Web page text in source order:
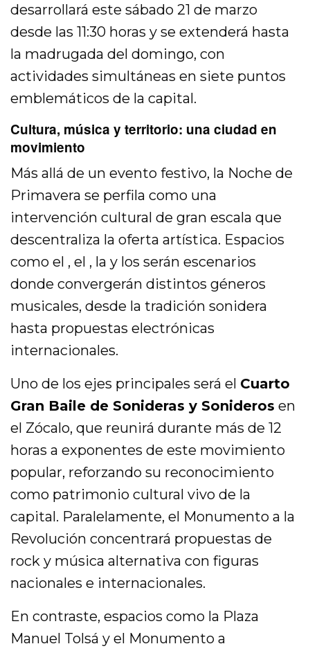
desarrollará este sábado 21 de marzo
desde las 11:30 horas y se extenderá hasta
la madrugada del domingo, con
actividades simultáneas en siete puntos
emblemáticos de la capital.
Cultura, música y territorio: una ciudad en
movimiento
Más allá de un evento festivo, la Noche de
Primavera se perfila como una
intervención cultural de gran escala que
descentraliza la oferta artística. Espacios
como el , el , la y los serán escenarios
donde convergerán distintos géneros
musicales, desde la tradición sonidera
hasta propuestas electrónicas
internacionales.
Uno de los ejes principales será el Cuarto
Gran Baile de Sonideras y Sonideros en
el Zócalo, que reunirá durante más de 12
horas a exponentes de este movimiento
popular, reforzando su reconocimiento
como patrimonio cultural vivo de la
capital. Paralelamente, el Monumento a la
Revolución concentrará propuestas de
rock y música alternativa con figuras
nacionales e internacionales.
En contraste, espacios como la Plaza
Manuel Tolsá y el Monumento a